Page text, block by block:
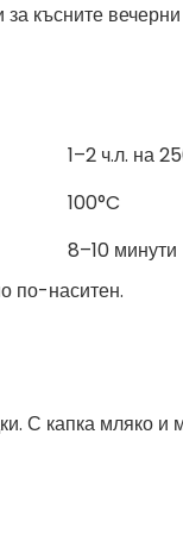
късните
1–2 ч.л. на
100°C
8–10 минути
по-наситен.
С капка мляко